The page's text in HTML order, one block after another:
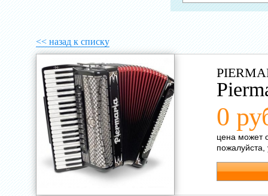
<< назад к списку
0
цена может
пожалуйста,